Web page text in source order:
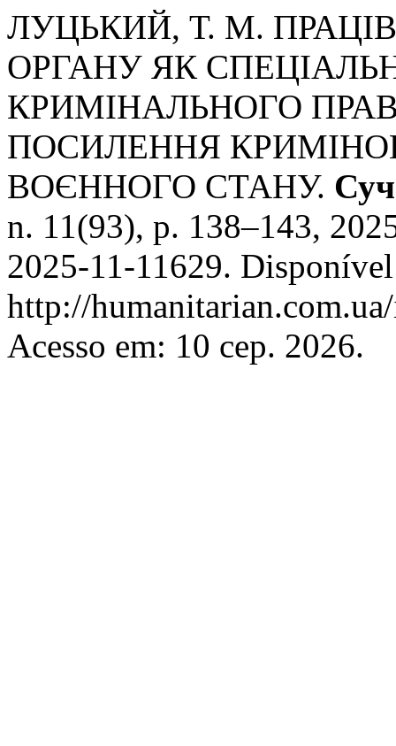
ЛУЦЬКИЙ, Т. М.
ОРГАНУ ЯК
КРИМІНАЛЬНОГО
ПОСИЛЕННЯ
ВОЄННОГО СТАНУ.
n. 11(93), p. 138–143,
2025-11-11629.
http://
Acesso em: 10 сер. 2026.